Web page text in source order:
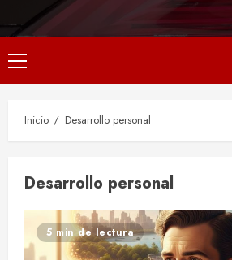
Menú
principal
Inicio Desarrollo personal
Desarrollo personal
5 min de lectura